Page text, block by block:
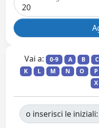
Vai a: 0-9 A B C
K
L M N O P
X
o inserisci le iniziali: